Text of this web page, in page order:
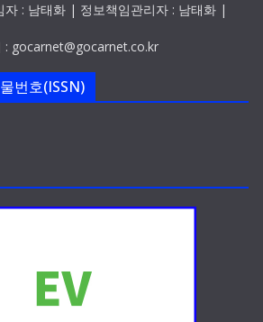
: 남태화 | 정보책임관리자 : 남태화 |
: gocarnet@gocarnet.co.kr
번호(ISSN)